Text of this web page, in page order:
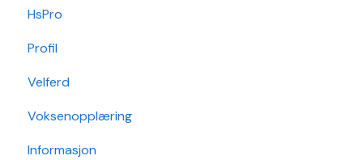
Nettverk
Foresattportal
Min Skole - Ansattapp
Min Skole - Foresattapp
SFO
Arkiv/VSA
Hendelse
Hovedperson
Post
Sak
Daglig bruk
Min side/ansatt
Timeplanlegging
Rapporter
Grunndata
HsPro
Profil
Velferd
Voksenopplæring
Informasjon